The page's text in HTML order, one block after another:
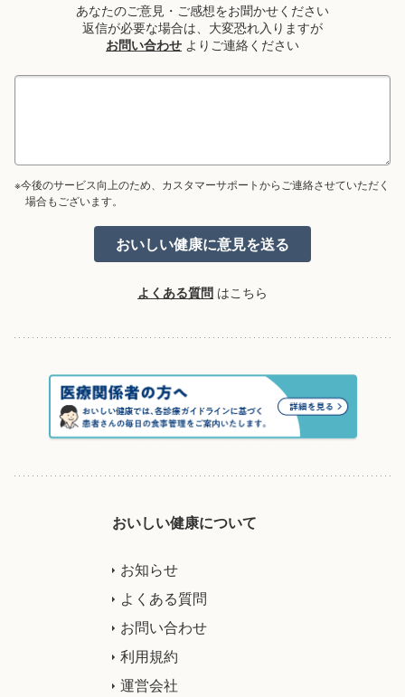
あなたのご意見・ご感想をお聞かせください
返信が必要な場合は、大変恐れ入りますが
お問い合わせ よりご連絡ください
※今後のサービス向上のため、カスタマーサポートからご連絡させていただく
場合もございます。
よくある質問 はこちら
おいしい健康について
お知らせ
よくある質問
お問い合わせ
利用規約
運営会社